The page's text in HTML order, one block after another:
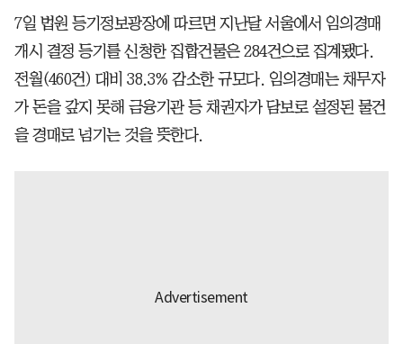
7일 법원 등기정보광장에 따르면 지난달 서울에서 임의경매
개시 결정 등기를 신청한 집합건물은 284건으로 집계됐다.
전월(460건) 대비 38.3% 감소한 규모다. 임의경매는 채무자
가 돈을 갚지 못해 금융기관 등 채권자가 담보로 설정된 물건
을 경매로 넘기는 것을 뜻한다.